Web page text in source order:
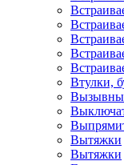
Втулки,
Вытяжки
Вытяжки